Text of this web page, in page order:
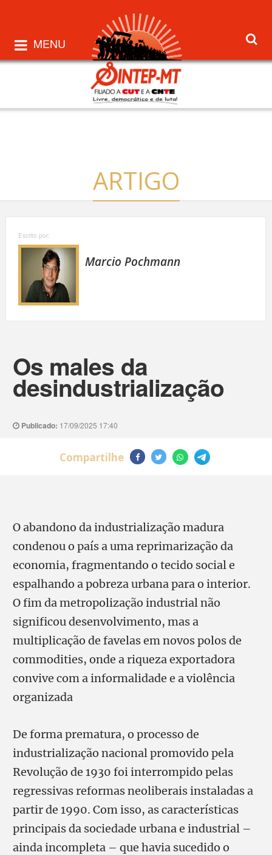
MENU
ARTIGO
Escrito por:
Marcio Pochmann
Os males da
desindustrialização
Publicado: 17/09/2025 17:40
Compartilhe
O abandono da industrialização madura
condenou o país a uma reprimarização da
economia, fragmentando o tecido social e
espalhando a pobreza urbana para o interior.
O fim da metropolização industrial não
significou desenvolvimento, mas a
multiplicação de favelas em novos polos de
commodities, onde a riqueza exportadora
convive com a informalidade e a violência
organizada
De forma prematura, o processo de
industrialização nacional promovido pela
Revolução de 1930 foi interrompido pelas
regressivas reformas neoliberais instaladas a
partir de 1990. Com isso, as características
principais da sociedade urbana e industrial –
ainda incompleta – que havia sucedido o